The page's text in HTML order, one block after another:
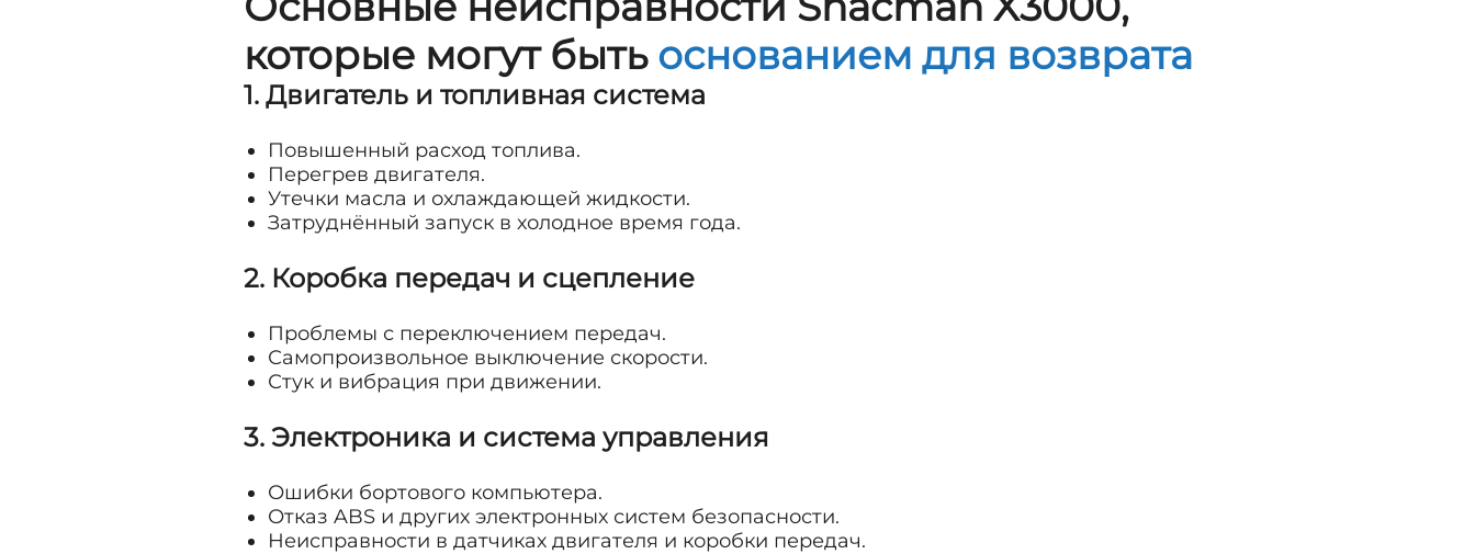
которые могут быть основанием для возврата
1. Двигатель и топливная система
Повышенный расход топлива.
Перегрев двигателя.
Утечки масла и охлаждающей жидкости.
Затруднённый запуск в холодное время года.
2. Коробка передач и сцепление
Проблемы с переключением передач.
Самопроизвольное выключение скорости.
Стук и вибрация при движении.
3. Электроника и система управления
Ошибки бортового компьютера.
Отказ ABS и других электронных систем безопасности.
Неисправности в датчиках двигателя и коробки передач.